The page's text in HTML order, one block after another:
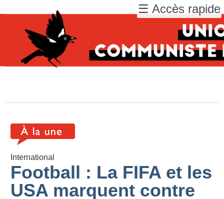
International
Football : La FIFA et les
USA marquent contre
☰ Accès rapide